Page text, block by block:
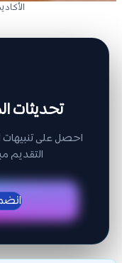
تحديثات
احصل على تنبيهات
التقديم